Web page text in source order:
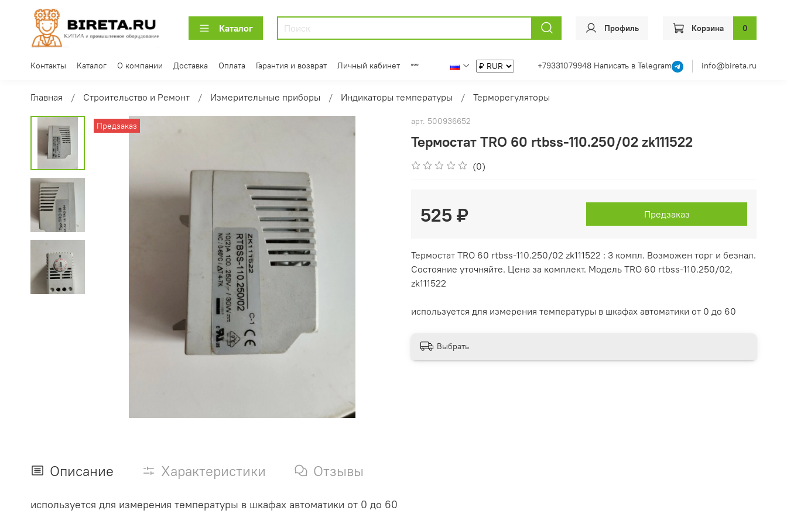
Каталог Профиль Корзина 0
Контакты Каталог О компании Доставка Оплата Гарантия и возврат Личный кабинет +79331079948 Написать в Telegram info@bireta.ru
Главная Строительство и Ремонт Измерительные приборы Индикаторы температуры Терморегуляторы
Предзаказ арт. 500936652
Термостат TRO 60 rtbss-110.250/02 zk111522
(0)
525 ₽ Предзаказ
Термостат TRO 60 rtbss-110.250/02 zk111522 : 3 компл. Возможен торг и безнал.
Состояние уточняйте. Цена за комплект. Модель TRO 60 rtbss-110.250/02,
zk111522
используется для измерения температуры в шкафах автоматики от 0 до 60
Выбрать
Описание Характеристики Отзывы
используется для измерения температуры в шкафах автоматики от 0 до 60